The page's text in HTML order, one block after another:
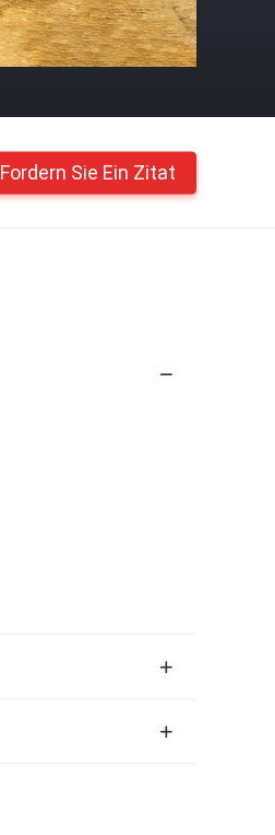
Fordern Sie Ein Zitat